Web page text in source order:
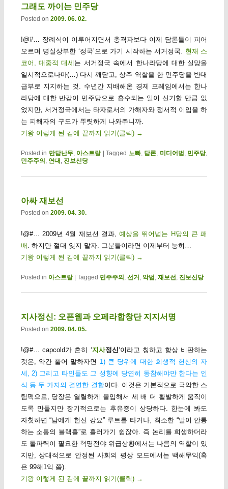
그래도 까이는 민주당
Posted on 2009. 06. 02.
!@#… 장례식이 이루어지면서 충격파보다 이제 담론들이 피어
오르며 명실상부한 ‘정국’으로 가기 시작하는 서거정국. 현재 스
코어, 대중적 대세 는 서거정국 속에서 한나라당에 대한 실망을
일시적으로나마(…) 다시 깨닫고, 상주 역할을 한 민주당을 반대
급부로 지지하는 것. 수년간 지배해온 경제 프레임에서는 한나
라당에 대한 반감이 민주당으로 흡수되는 일이 신기할 만큼 없
었지만, 서거정국에서는 타자로서의 가해자와 정서적 이입을 하
는 피해자의 구도가 뚜렷하게 나와주니까.
기왕 이렇게 된 김에 끝까지 읽기(클릭) →
Posted in 만담난무, 아스트랄 |Tagged 노빠, 담론, 미디어법 , 민주당,
민주주의 , 연대 , 진보신당
아싸 재보선
Posted on 2009. 04. 30.
!@#… 2009년 4월 재보선 결과,예상을 뛰어넘는 H당의 큰 패
배
. 하지만 절대 잊지 말자. 그분들이라면 이제부터 능히…
기왕 이렇게 된 김에 끝까지 읽기(클릭) →
Posted in 아스트랄 | Tagged 민주주의 선거 악법 재보선 진보신당
지사정신: 오픈웹과 오페라합창단 지지서명
Posted on 2009. 04. 05.
!@#… capcold가 흔히 ‘지사정신 ‘이라고 칭하고 항상 비판하는
것은, 약간 풀어 말하자면 1) 큰 당위에 대한 희생적 헌신의 자
세, 2) 그리고 타인들도 그 성향에 당연히 동참해야만 한다는 인
식 등 두 가지의 결연한 결합이다. 이것은 기본적으로 극악한 스
팀팩으로, 당장은 열렬하게 몰입해서 세 배 더 활발하게 움직이
도록 만들지만 장기적으로는 후유증이 상당하다. 한눈에 봐도
자칫하면 “남에게 헌신 강요” 루트를 타거나, 최소한 “말이 안통
하는 소통의 블랙홀”로 흘러가기 쉽잖아. 즉 논리를 희생하더라
도 돌파력이 필요한 혁명전야 위급상황에서는 나름의 역할이 있
지만, 상대적으로 안정된 사회의 평상 모드에서는 백해무익(혹
은 99해1익 쯤).
기왕 이렇게 된 김에 끝까지 읽기(클릭) →